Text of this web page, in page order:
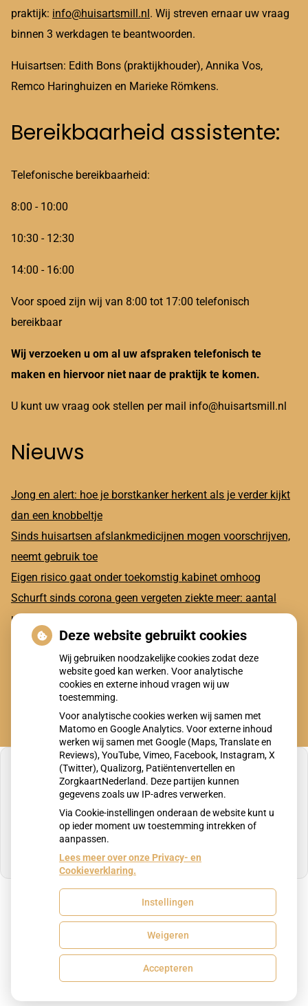
praktijk: info@huisartsmill.nl. Wij streven ernaar uw vraag
binnen 3 werkdagen te beantwoorden.
Huisartsen: Edith Bons (praktijkhouder), Annika Vos,
Remco Haringhuizen en Marieke Römkens.
Bereikbaarheid assistente:
Telefonische bereikbaarheid:
8:00 - 10:00
10:30 - 12:30
14:00 - 16:00
Voor spoed zijn wij van 8:00 tot 17:00 telefonisch
bereikbaar
Wij verzoeken u om al uw afspraken telefonisch te
maken en hiervoor niet naar de praktijk te komen.
U kunt uw vraag ook stellen per mail info@huisartsmill.nl
Nieuws
Jong en alert: hoe je borstkanker herkent als je verder kijkt
dan een knobbeltje
Sinds huisartsen afslankmedicijnen mogen voorschrijven,
neemt gebruik toe
Eigen risico gaat onder toekomstig kabinet omhoog
Schurft sinds corona geen vergeten ziekte meer: aantal
uitbraken fors gestegen
CZ vergoedt zorg van twee gespecialiseerde
revalidatieartsen niet meer
U heeft geen toestemming gegeven voor
externe inhoud die nodig is om dit te zien.
Cookie-instellingen wijzigen
Uw Zorg Online
Cookie-instellingen
Deze website gebruikt cookies
Wij gebruiken noodzakelijke cookies zodat deze
website goed kan werken. Voor analytische
cookies en externe inhoud vragen wij uw
toestemming.
Voor analytische cookies werken wij samen met
Matomo en Google Analytics. Voor externe inhoud
werken wij samen met Google (Maps, Translate en
Reviews), YouTube, Vimeo, Facebook, Instagram, X
(Twitter), Qualizorg, Patiëntenvertellen en
ZorgkaartNederland. Deze partijen kunnen
gegevens zoals uw IP-adres verwerken.
Via Cookie-instellingen onderaan de website kunt u
op ieder moment uw toestemming intrekken of
aanpassen.
Lees meer over onze Privacy- en
Cookieverklaring.
Instellingen
Weigeren
Accepteren